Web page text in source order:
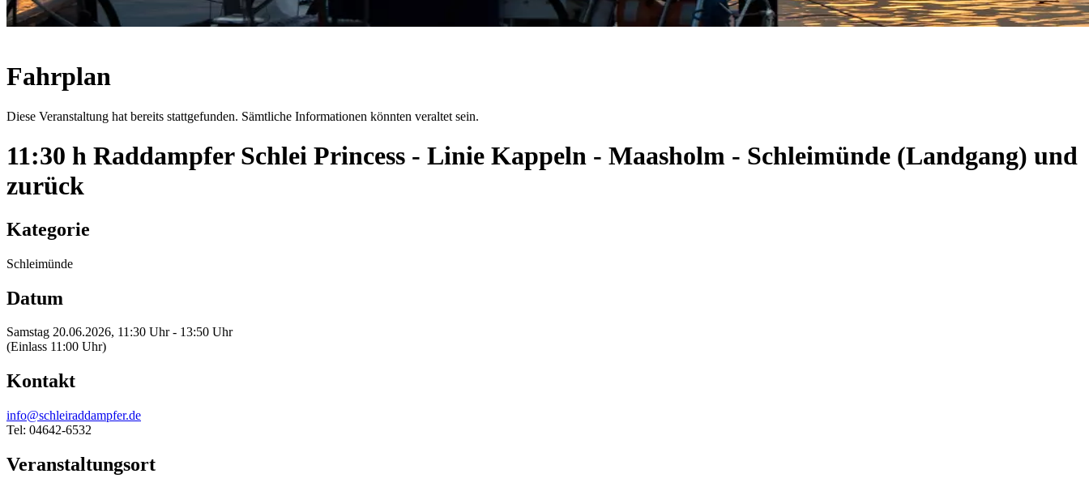
Fahrplan
Diese Veranstaltung hat bereits stattgefunden. Sämtliche Informationen könnten veraltet sein.
11:30 h Raddampfer Schlei Princess - Linie Kappeln - Maasholm - Schleimünde (Landgang) und
zurück
Kategorie
Schleimünde
Datum
Samstag 20.06.2026, 11:30 Uhr - 13:50 Uhr
(Einlass 11:00 Uhr)
Kontakt
info@schleiraddampfer.de
Tel: 04642-6532
Veranstaltungsort